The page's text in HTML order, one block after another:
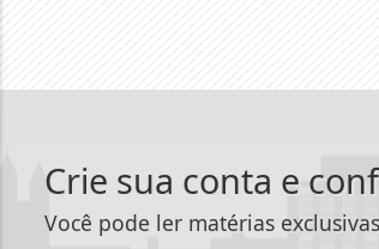
Crie sua conta e
Você pode ler matérias